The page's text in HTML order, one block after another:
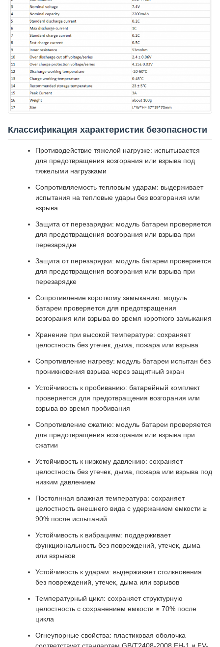
Классификация характеристик безопасности
Противодействие тяжелой нагрузке: испытывается
для предотвращения возгорания или взрыва под
тяжелыми нагрузками
Сопротивляемость тепловым ударам: выдерживает
испытания на тепловые удары без возгорания или
взрыва
Защита от перезарядки: модуль батареи проверяется
для предотвращения возгорания или взрыва при
перезарядке
Защита от перезарядки: модуль батареи проверяется
для предотвращения возгорания или взрыва при
перезарядке
Сопротивление короткому замыканию: модуль
батареи проверяется для предотвращения
возгорания или взрыва во время короткого замыкания
Хранение при высокой температуре: сохраняет
целостность без утечек, дыма, пожара или взрыва
Сопротивление нагреву: модуль батареи испытан без
проникновения взрыва через защитный экран
Устойчивость к пробиванию: батарейный комплект
проверяется для предотвращения возгорания или
взрыва во время пробивания
Сопротивление сжатию: модуль батареи проверяется
для предотвращения возгорания или взрыва при
сжатии
Устойчивость к низкому давлению: сохраняет
целостность без утечек, дыма, пожара или взрыва под
низким давлением
Постоянная влажная температура: сохраняет
целостность внешнего вида с удержанием емкости ≥
90% после испытаний
Устойчивость к вибрациям: поддерживает
функциональность без повреждений, утечек, дыма
или взрывов
Устойчивость к ударам: выдерживает столкновения
без повреждений, утечек, дыма или взрывов
Температурный цикл: сохраняет структурную
целостность с сохранением емкости ≥ 70% после
цикла
Огнеупорные свойства: пластиковая оболочка